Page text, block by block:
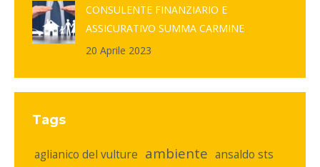
CONSULENTE FINANZIARIO E
ASSICURATIVO SUMMA CARMINE
20 Aprile 2023
Tags
aglianico del vulture ambiente ansaldo sts